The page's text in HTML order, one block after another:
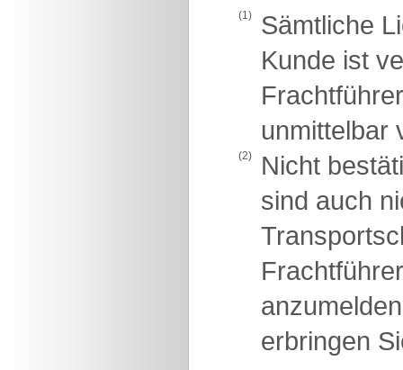
(1)
Sämtliche
Kunde ist
unmittelbar
(2)
Nicht
sind auch
erbringen